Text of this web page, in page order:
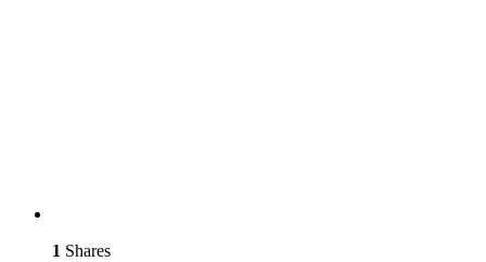
1 Shares